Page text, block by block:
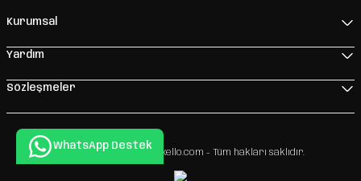
Kurumsal
Yardım
Sözleşmeler
Copyright 2026 © - www.xello.com - Tüm hakları saklıdır.
WhatsApp Destek